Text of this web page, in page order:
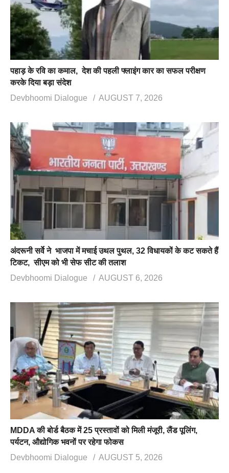
पहाड़ के रवि का कमाल, देश की पहली फ्लाइंग कार का सफल परीक्षण
करके दिया बड़ा संदेश
Devbhoomi Dialogue
AUGUST 7, 2026
अंदरूनी सर्वे ने भाजपा में मचाई उथल पुथल, 32 विधायकों के कट सकते हैं
टिकट, सीएम को भी सेफ सीट की तलाश
Devbhoomi Dialogue
AUGUST 6, 2026
MDDA की बोर्ड बैठक में 25 प्रस्तावों को मिली मंजूरी, लैंड पूलिंग,
पर्यटन, औद्योगिक भवनों पर रहेगा फोकस
Devbhoomi Dialogue
AUGUST 5, 2026